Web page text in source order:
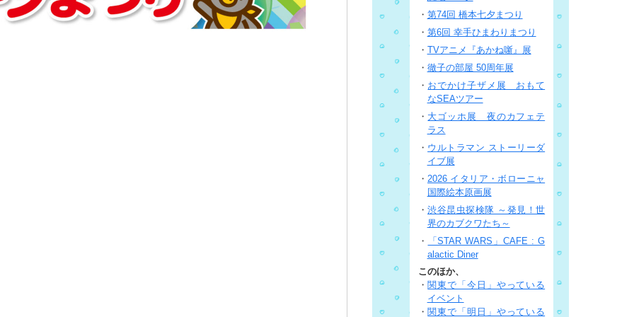
・ 第74回 橋本七夕まつり
・ 第6回 幸手ひまわりまつり
・ TVアニメ『あかね噺』展
・ 徹子の部屋 50周年展
・ おでかけ子ザメ展 おもて
なSEAツアー
・ 大ゴッホ展 夜のカフェテ
ラス
・ ウルトラマン ストーリーダ
イブ展
・ 2026 イタリア・ボローニャ
国際絵本原画展
・渋谷昆虫探検隊 ～発見！世
界のカブクワたち～
・
「STAR WARS」CAFE : G
alactic Diner
このほか、
・ 関東で「今日」やっている
イベント
・ 関東で「明日」やっている